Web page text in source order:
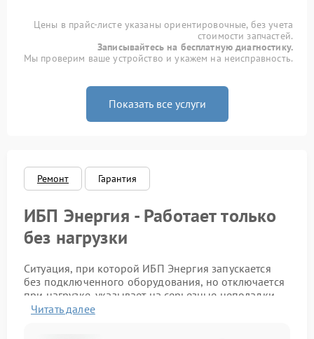
Цены в прайс-листе указаны ориентировочные, без учета
стоимости запчастей.
Записывайтесь на бесплатную диагностику.
Мы проверим ваше устройство и укажем на неисправность.
Показать все услуги
Ремонт Гарантия
ИБП Энергия - Работает только
без нагрузки
Ситуация, при которой ИБП Энергия запускается
без подключенного оборудования, но отключается
при нагрузке, указывает на серьезные неполадки
внутренних компонентов. Внешне устройство может
Читать далее